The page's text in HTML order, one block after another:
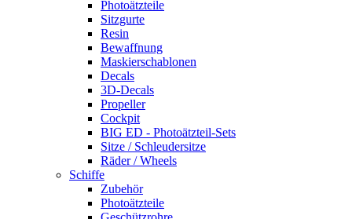
Photoätzteile
Sitzgurte
Resin
Bewaffnung
Maskierschablonen
Decals
3D-Decals
Propeller
Cockpit
BIG ED - Photoätzteil-Sets
Sitze / Schleudersitze
Räder / Wheels
Schiffe
Zubehör
Photoätzteile